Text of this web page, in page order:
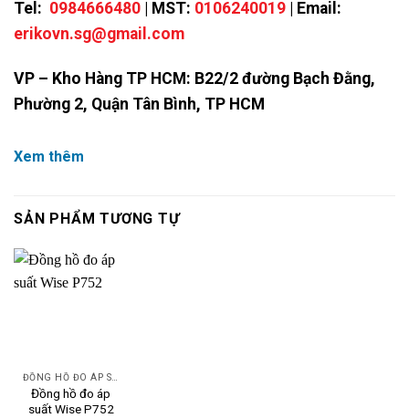
Tel: 0984666480 | MST: 0106240019 | Email:
erikovn.sg@gmail.com
VP – Kho Hàng TP HCM: B22/2 đường Bạch Đằng,
Phường 2, Quận Tân Bình, TP HCM
Xem thêm
SẢN PHẨM TƯƠNG TỰ
ĐỒNG HỒ ĐO ÁP SUẤT
Đồng hồ đo áp
suất Wise P752